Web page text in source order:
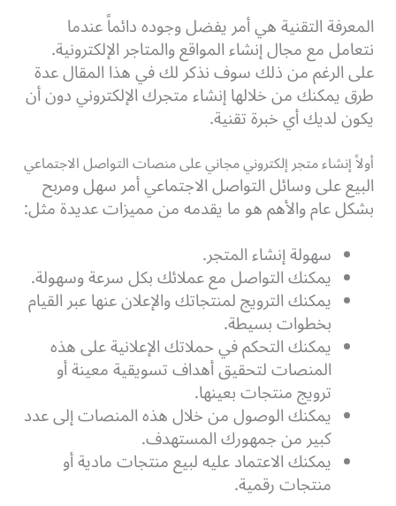
المعرفة التقنية هي أمر يفضل وجوده دائماً عندما
نتعامل مع مجال إنشاء المواقع والمتاجر الإلكترونية.
على الرغم من ذلك سوف نذكر لك في هذا المقال عدة
طرق يمكنك من خلالها إنشاء متجرك الإلكتروني دون أن
يكون لديك أي خبرة تقنية.
أولاً إنشاء متجر إلكتروني مجاني على منصات التواصل الاجتماعي
البيع على وسائل التواصل الاجتماعي أمر سهل ومربح
بشكل عام والأهم هو ما يقدمه من مميزات عديدة مثل:
سهولة إنشاء المتجر.
يمكنك التواصل مع عملائك بكل سرعة وسهولة.
يمكنك الترويج لمنتجاتك والإعلان عنها عبر القيام
بخطوات بسيطة.
يمكنك التحكم في حملاتك الإعلانية على هذه
المنصات لتحقيق أهداف تسويقية معينة أو
ترويج منتجات بعينها.
يمكنك الوصول من خلال هذه المنصات إلى عدد
كبير من جمهورك المستهدف.
يمكنك الاعتماد عليه لبيع منتجات مادية أو
منتجات رقمية.